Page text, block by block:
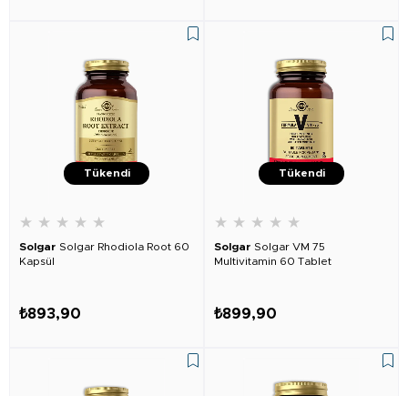
Tükendi
★ ★ ★ ★ ★
Solgar Solgar Rhodiola Root 60
Kapsül
₺893,90
Tükendi
★ ★ ★ ★ ★
Solgar Solgar VM 75
Multivitamin 60 Tablet
₺899,90